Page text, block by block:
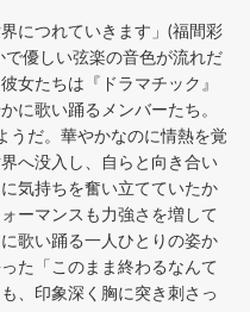
につれていきます」(福間彩
優しい弦楽の音色が流れだ
女たちは『ドラマチック』
に歌い踊るメンバーたち。
うだ。華やかなのに情熱を覚
へ没入し、自らと向き合い
気持ちを奮い立てていたか
ーマンスも力強さを増して
歌い踊る一人ひとりの姿か
た「このまま終わるなんて
、印象深く胸に突き刺さっ